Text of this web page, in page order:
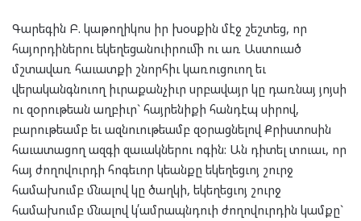
Գարեգին Բ. կաթողիկոս իր խօսքին մէջ շեշտեց, որ
հայորդիներու եկեղեցանուիրումի ու առ Աստուած
մշտավառ հաւատքի շնորհիւ կառուցուող եւ
վերականգնուող իւրաքանչիւր սրբավայր կը դառնայ յոյսի
ու զօրութեան աղբիւր` հայրենիքի հանդէպ սիրով,
բարութեամբ եւ ազնուութեամբ զօրացնելով Քրիստոսին
հաւատացող ազգի զաւակներու ոգին: Ան դիտել տուաւ, որ
հայ ժողովուրդի հոգեւոր կեանքը եկեղեցւոյ շուրջ
համախումբ մնալով կը ծաղկի, եկեղեցւոյ շուրջ
համախումբ մնալով կ՛ամրապնդուի ժողովուրդին կամքը`